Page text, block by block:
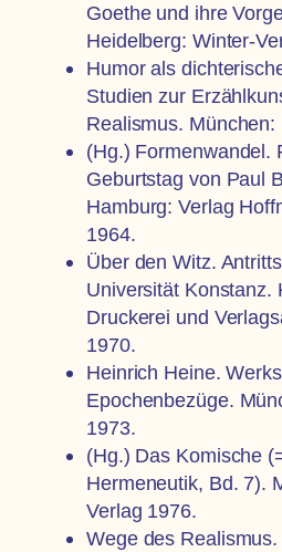
Goethe und ihre
Heidelberg: Winter-
Humor als
Studien zur
Realismus.
(Hg.) Formenwandel.
Geburtstag von Paul
Hamburg: Verlag
1964.
Über den Witz.
Universität Konstanz.
Druckerei und
1970.
Heinrich Heine.
Epochenbezüge.
1973.
(Hg.) Das Komische
Hermeneutik, Bd. 7).
Verlag 1976.
Wege des